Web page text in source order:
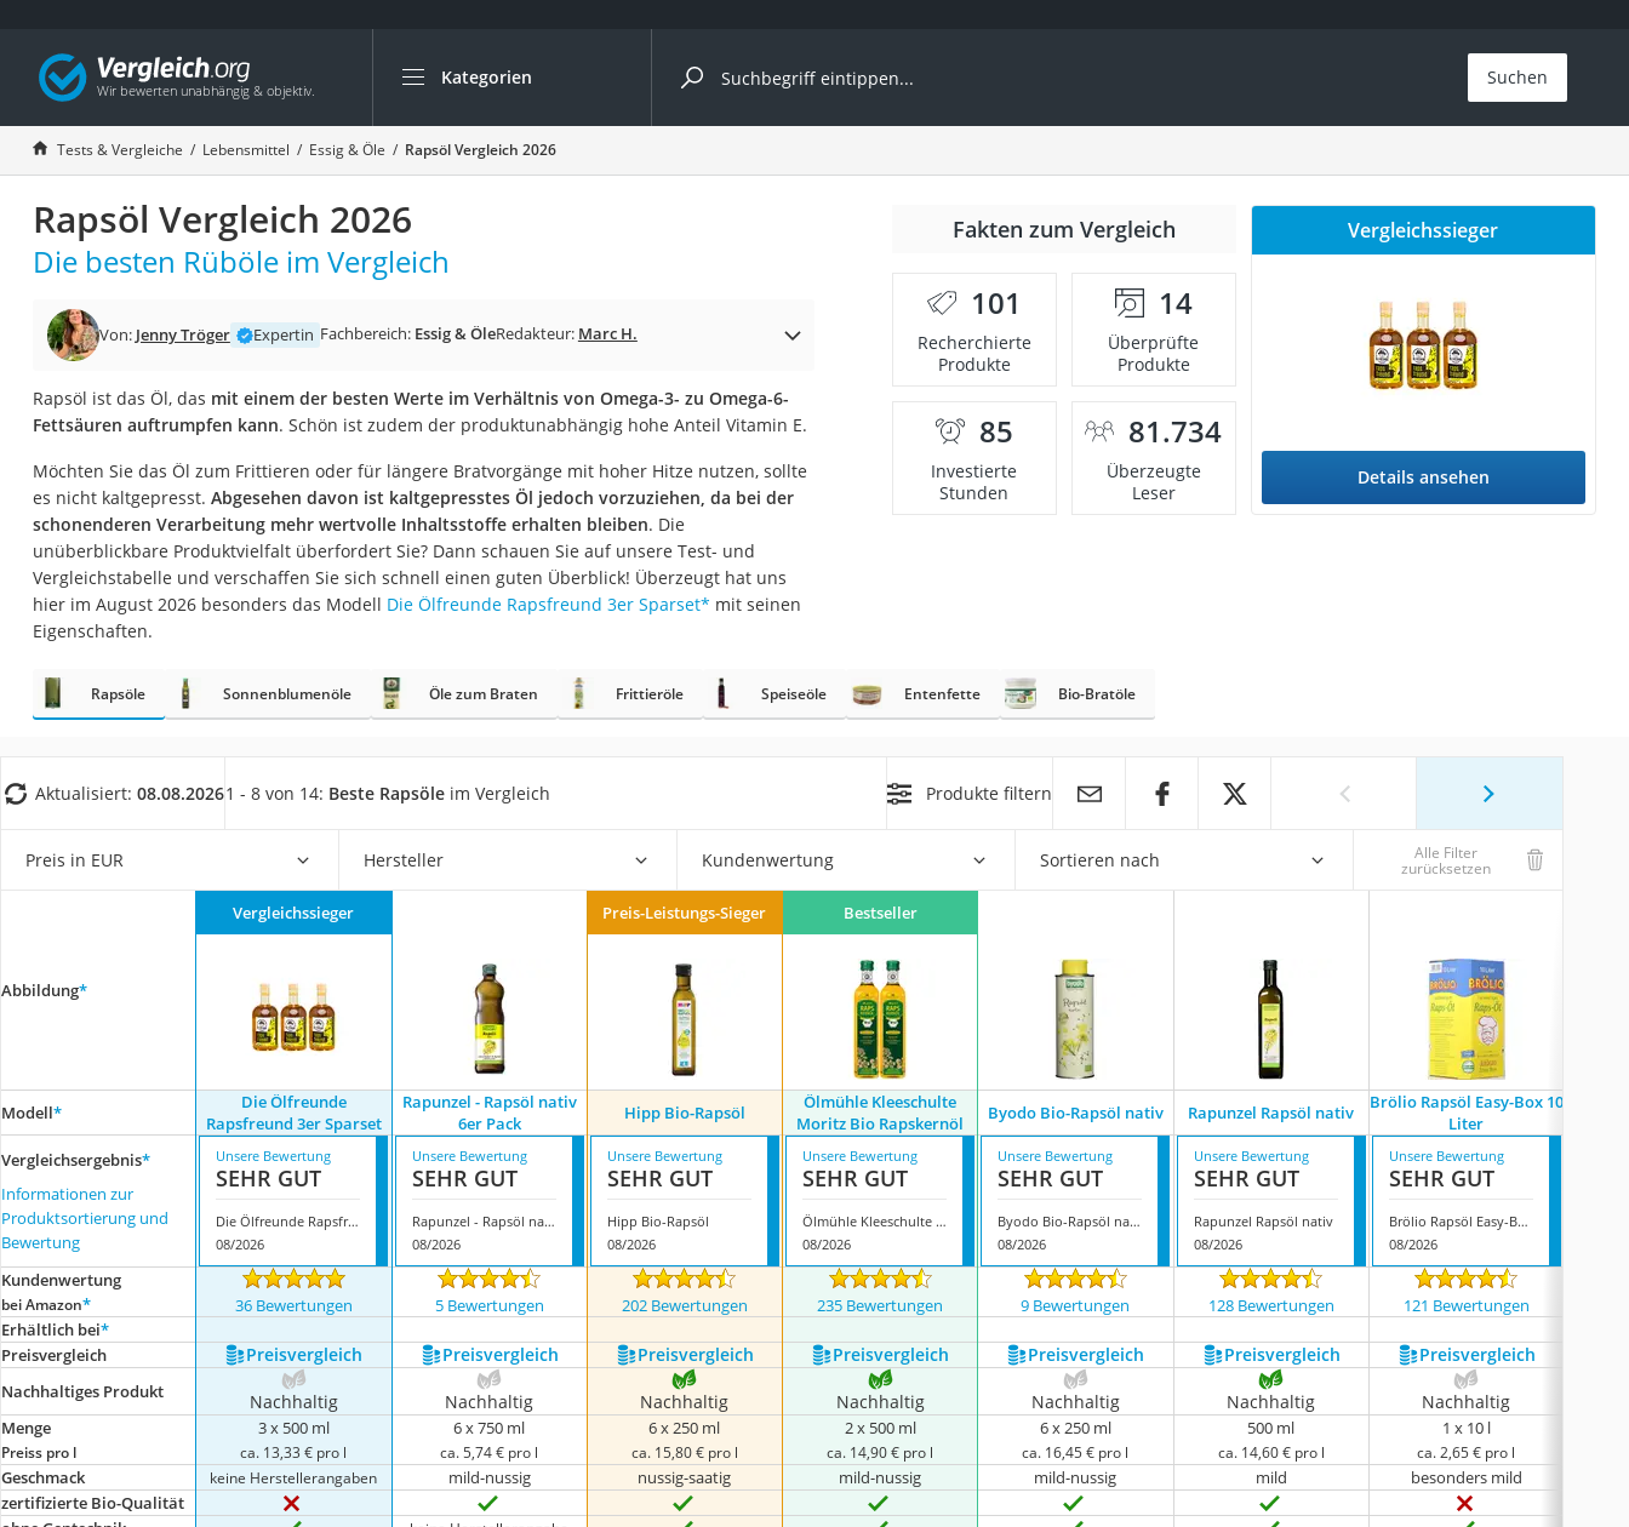
Kategorien
Die beliebtesten Vergleiche nach Kategorie
Lebensmittel
Schwarzkümmelöl
Knäckebrot
Schwarzkümmelöl-Kapseln
Manukahonig
Eiklar
Balsamico-Essig
Schwarzkümmelöl bio
Sardinen
Honig
Gemüsebrühe
Eiskaffee-Pulver
Grapefruitkernextrakt
Matcha-Set
MCT-Öl
Erythrit
Suchen
Tests & Vergleiche Lebensmittel Essig & Öle Rapsöl Vergleich 2026
Rapsöl Vergleich 2026
Die besten Rüböle im Vergleich
Von: Jenny Tröger Expertin Fachbereich: Essig & ÖleRedakteur: Marc H.
Rapsöl ist das Öl, das mit einem der besten Werte im Verhältnis von Omega-3- zu Omega-6-
Fettsäuren auftrumpfen kann. Schön ist zudem der produktunabhängig hohe Anteil Vitamin E.
Möchten Sie das Öl zum Frittieren oder für längere Bratvorgänge mit hoher Hitze nutzen, sollte
es nicht kaltgepresst. Abgesehen davon ist kaltgepresstes Öl jedoch vorzuziehen, da bei der
schonenderen Verarbeitung mehr wertvolle Inhaltsstoffe erhalten bleiben. Die
unüberblickbare Produktvielfalt überfordert Sie? Dann schauen Sie auf unsere Test- und
Vergleichstabelle und verschaffen Sie sich schnell einen guten Überblick! Überzeugt hat uns
hier im August 2026 besonders das Modell Die Ölfreunde Rapsfreund 3er Sparset* mit seinen
Eigenschaften.
Fakten zum Vergleich
101
Recherchierte
Produkte
14
Überprüfte
Produkte
85
Investierte
Stunden
81.734
Überzeugte
Leser
Vergleichssieger
Details ansehen
Rapsöle Sonnenblumenöle Öle zum Braten Frittieröle Speiseöle Entenfette Bio-Bratöle
Aktualisiert: 08.08.20261 - 8 von 14: Beste Rapsöle im Vergleich Produkte filtern
Preis in EUR Hersteller Kundenwertung Sortieren nach Alle Filter
zurücksetzen
Abbildung*
Vergleichssieger Preis-Leistungs-Sieger Bestseller
Modell*
Die Ölfreunde
Rapsfreund 3er Sparset
Rapunzel - Rapsöl nativ
6er Pack
Hipp Bio-Rapsöl
Ölmühle Kleeschulte
Moritz Bio Rapskernöl
Byodo Bio-Rapsöl nativ Rapunzel Rapsöl nativ
Brölio Rapsöl Easy-Box 10
Liter
Vergleichsergebnis*
Informationen zur
Produktsortierung und
Bewertung
Unsere Bewertung
SEHR GUT
Die Ölfreunde Rapsfreund 3er Sparset
08/2026
Unsere Bewertung
SEHR GUT
Rapunzel - Rapsöl nativ 6er Pack
08/2026
Unsere Bewertung
SEHR GUT
Hipp Bio-Rapsöl
08/2026
Unsere Bewertung
SEHR GUT
Ölmühle Kleeschulte Moritz Bio Rapskernöl
08/2026
Unsere Bewertung
SEHR GUT
Byodo Bio-Rapsöl nativ
08/2026
Unsere Bewertung
SEHR GUT
Rapunzel Rapsöl nativ
08/2026
Unsere Bewertung
SEHR GUT
Brölio Rapsöl Easy-Box 10 Liter
08/2026
Kundenwertung
bei Amazon* 36 Bewertungen 5 Bewertungen 202 Bewertungen 235 Bewertungen 9 Bewertungen 128 Bewertungen 121 Bewertungen
Erhältlich bei*
Preis­vergleich
Preis­vergleich Preis­vergleich Preis­vergleich Preis­vergleich Preis­vergleich Preis­vergleich Preis­vergleich
Nachhaltiges Produkt Nachhaltig Nachhaltig Nachhaltig Nachhaltig Nachhaltig Nachhaltig Nachhaltig
Menge
Preiss pro l
3 x 500 ml
ca. 13,33 € pro l
6 x 750 ml
ca. 5,74 € pro l
6 x 250 ml
ca. 15,80 € pro l
2 x 500 ml
ca. 14,90 € pro l
6 x 250 ml
ca. 16,45 € pro l
500 ml
ca. 14,60 € pro l
1 x 10 l
ca. 2,65 € pro l
Geschmack keine Herstellerangaben mild-nussig nussig-saatig mild-nussig mild-nussig mild
besonders mild
zertifizierte Bio-Qualität